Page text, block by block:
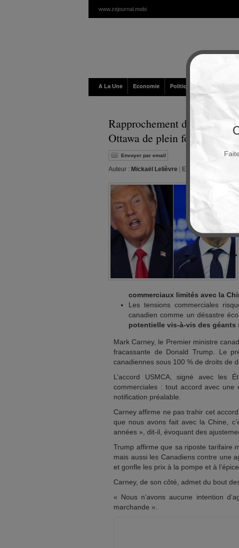
www.zejournal.mobi
A La Une Economie Politique / Géopolitique
Rapprochement du Canada
Ottawa de plein fouet
Envoyer par email
Auteur : Mickaël Lelièvre Editeur :
commerciaux limités avec la
Les tensions commerciales
canadien comme un désastre
potentielle vis-à-vis des géants
Mark Carney, le Premier ministre
fracassante de Donald Trump. Le
canadiennes sous 100 % de droits de
L’accord USMCA, signé avec les
commerciales : tout accord avec une
notification préalable.
Carney affirme ne pas trahir cet
que nous avons fait avec la Chine,
années », dit-il, évoquant des
Trump affirme que sa riposte tarifaire
mais aussi les Canadiens contre une
et gonfle les prix à la pompe et à
Carney, de son côté, admet du bout
« Nous n’avons aucune intention
marchande ».